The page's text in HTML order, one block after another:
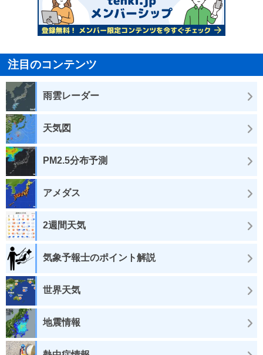
注目のコンテンツ
雨雲レーダー
天気図
PM2.5分布予測
アメダス
2週間天気
気象予報士のポイント解説
世界天気
地震情報